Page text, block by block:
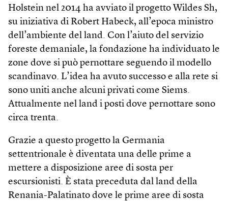
Holstein nel 2014 ha avviato il progetto Wildes Sh,
su iniziativa di Robert Habeck, all’epoca ministro
dell’ambiente del land. Con l’aiuto del servizio
foreste demaniale, la fondazione ha individuato le
zone dove si può pernottare seguendo il modello
scandinavo. L’idea ha avuto successo e alla rete si
sono uniti anche alcuni privati come Siems.
Attualmente nel land i posti dove pernottare sono
circa trenta.
Grazie a questo progetto la Germania
settentrionale è diventata una delle prime a
mettere a disposizione aree di sosta per
escursionisti. È stata preceduta dal land della
Renania-Palatinato dove le prime aree di sosta